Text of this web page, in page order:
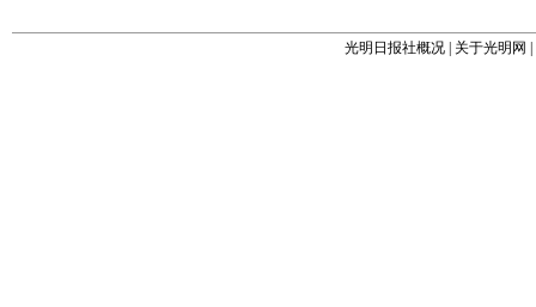
光明日报社概况 关于光明网